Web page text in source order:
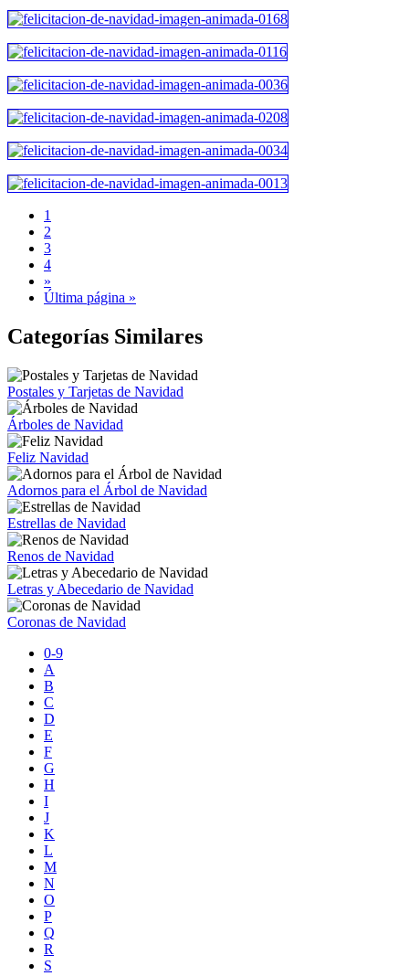
1
2
3
4
»
Última página »
Categorías Similares
Postales y Tarjetas de Navidad
Árboles de Navidad
Feliz Navidad
Adornos para el Árbol de Navidad
Estrellas de Navidad
Renos de Navidad
Letras y Abecedario de Navidad
Coronas de Navidad
0-9
A
B
C
D
E
F
G
H
I
J
K
L
M
N
O
P
Q
R
S